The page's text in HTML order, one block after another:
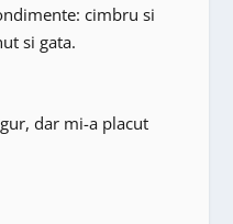
cimbru si
si gata.
dar mi-a placut